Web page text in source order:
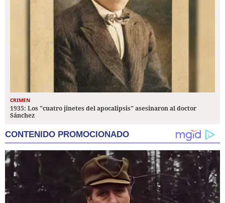
CRIMEN
1935: Los "cuatro jinetes del apocalipsis" asesinaron al doctor
Sánchez
CONTENIDO PROMOCIONADO